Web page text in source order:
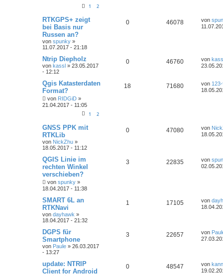
1 2
RTKGPS+ zeigt
bei Basis nur
Russen an?
von spunky »
11.07.2017 - 21:18
0 46078 von
Ntrip Diepholz
von kassl » 23.05.2017
- 12:12
0 46760 von
Qgis Katasterdaten
Format?
von RIDGiD »
21.04.2017 - 11:05
1 2
18 71680 von
GNSS PPK mit
RTKLib
von NickZhu »
18.05.2017 - 11:12
0 47080 von
QGIS Linie im
rechten Winkel
verschieben?
von spunky »
18.04.2017 - 11:38
3 22835 von
SMART 6L an
RTKNavi
von dayhawk »
18.04.2017 - 21:32
1 17105 von
DGPS für
Smartphone
von Paule » 26.03.2017
- 13:27
3 22657 von
update: NTRIP
Client for Android
0 48547 von